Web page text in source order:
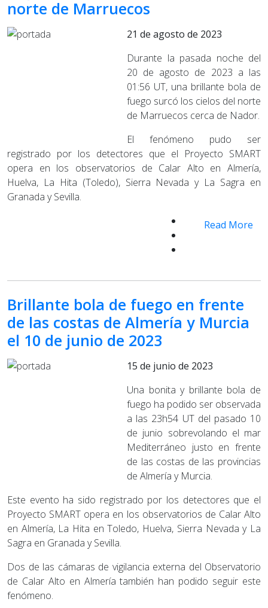
norte de Marruecos
21 de agosto de 2023
Durante la pasada noche del
20 de agosto de 2023 a las
01:56 UT, una brillante bola de
fuego surcó los cielos del norte
de Marruecos cerca de Nador.
El fenómeno pudo ser
registrado por los detectores que el Proyecto SMART
opera en los observatorios de Calar Alto en Almería,
Huelva, La Hita (Toledo), Sierra Nevada y La Sagra en
Granada y Sevilla.
Read More
Brillante bola de fuego en frente
de las costas de Almería y Murcia
el 10 de junio de 2023
15 de junio de 2023
Una bonita y brillante bola de
fuego ha podido ser observada
a las 23h54 UT del pasado 10
de junio sobrevolando el mar
Mediterráneo justo en frente
de las costas de las provincias
de Almería y Murcia.
Este evento ha sido registrado por los detectores que el
Proyecto SMART opera en los observatorios de Calar Alto
en Almería, La Hita en Toledo, Huelva, Sierra Nevada y La
Sagra en Granada y Sevilla.
Dos de las cámaras de vigilancia externa del Observatorio
de Calar Alto en Almería también han podido seguir este
fenómeno.